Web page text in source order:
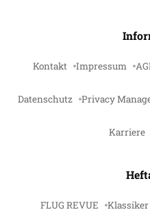
Kontakt Impressum
Datenschutz Privacy
Karriere
FLUG REVUE